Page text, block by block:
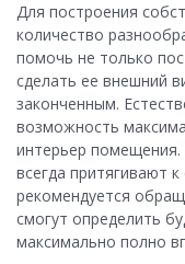
Для построения
количество
помочь не только
сделать ее внешний
законченным.
возможность
интерьер помещения.
всегда притягивают
рекомендуется
смогут определить
максимально полно